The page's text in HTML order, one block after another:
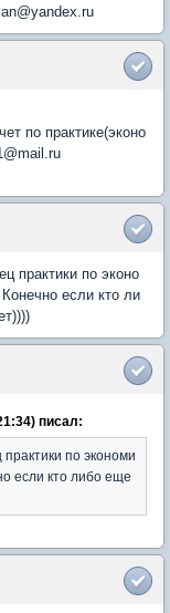
по практике(эконо
практики по эконо
если кто ли
писал:
по экономи
если кто либо еще